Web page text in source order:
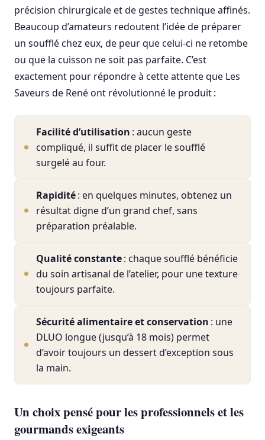
précision chirurgicale et de gestes technique affinés.
Beaucoup d’amateurs redoutent l’idée de préparer
un soufflé chez eux, de peur que celui-ci ne retombe
ou que la cuisson ne soit pas parfaite. C’est
exactement pour répondre à cette attente que Les
Saveurs de René ont révolutionné le produit :
Facilité d’utilisation : aucun geste
compliqué, il suffit de placer le soufflé
surgelé au four.
Rapidité: en quelques minutes, obtenez un
résultat digne d’un grand chef, sans
préparation préalable.
Qualité constante: chaque soufflé bénéficie
du soin artisanal de l’atelier, pour une texture
toujours parfaite.
Sécurité alimentaire et conservation : une
DLUO longue (jusqu’à 18 mois) permet
d’avoir toujours un dessert d’exception sous
la main.
Un choix pensé pour les professionnels et les
gourmands exigeants